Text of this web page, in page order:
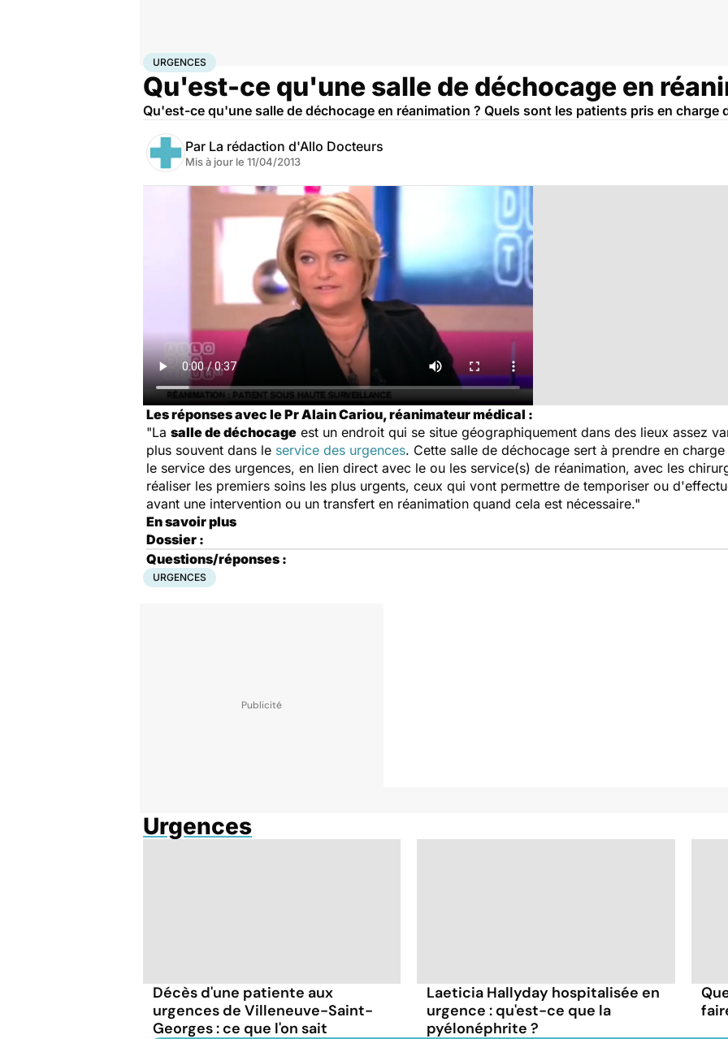
AccueilSantéUrgences
URGENCES
Qu'est-ce qu'une salle de déchocage en
Qu'est-ce qu'une salle de déchocage en réanimation ? Quels sont les patients pris en charge
Par La rédaction d'Allo Docteurs
Mis à jour le 11/04/2013
Les réponses avec le Pr Alain Cariou, réanimateur médical :
"La salle de déchocage est un endroit qui se situe géographiquement dans des lieux assez
plus souvent dans le service des urgences. Cette salle de déchocage sert à prendre en
le service des urgences, en lien direct avec le ou les service(s) de réanimation, avec les
réaliser les premiers soins les plus urgents, ceux qui vont permettre de temporiser ou
avant une intervention ou un transfert en réanimation quand cela est nécessaire."
En savoir plus
Dossier :
Questions/réponses :
URGENCES
Urgences
Décès d'une patiente aux
urgences de Villeneuve-Saint-
Georges : ce que l'on sait
Laeticia Hallyday hospitalisée en
urgence : qu'est-ce que la
pyélonéphrite ?